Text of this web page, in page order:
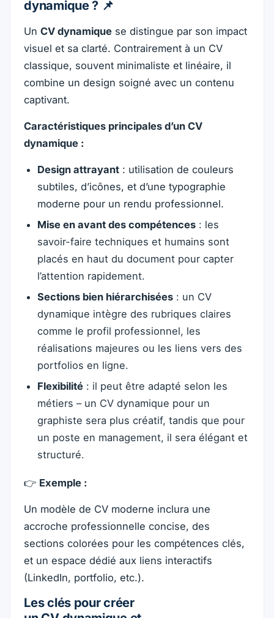
dynamique ? 📌
UnCV dynamique se distingue par son impact
visuel et sa clarté. Contrairement à un CV
classique, souvent minimaliste et linéaire, il
combine un design soigné avec un contenu
captivant.
Caractéristiques principales d’un CV
dynamique :
Design attrayant: utilisation de couleurs
subtiles, d’icônes, et d’une typographie
moderne pour un rendu professionnel.
Mise en avant des compétences: les
savoir-faire techniques et humains sont
placés en haut du document pour capter
l’attention rapidement.
Sections bien hiérarchisées: un CV
dynamique intègre des rubriques claires
comme le profil professionnel, les
réalisations majeures ou les liens vers des
portfolios en ligne.
Flexibilité: il peut être adapté selon les
métiers – un CV dynamique pour un
graphiste sera plus créatif, tandis que pour
un poste en management, il sera élégant et
structuré.
👉 Exemple :
Un modèle de CV moderne inclura une
accroche professionnelle concise, des
sections colorées pour les compétences clés,
et un espace dédié aux liens interactifs
(LinkedIn, portfolio, etc.).
Les clés pour créer